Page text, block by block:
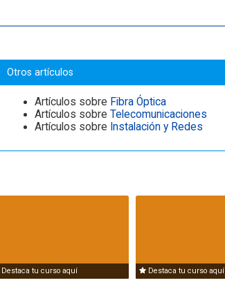
Otros artículos
Artículos sobre Fibra Óptica
Artículos sobre Telecomunicaciones
Artículos sobre Instalación y Redes
Destaca tu curso aquí Destaca tu curso aquí